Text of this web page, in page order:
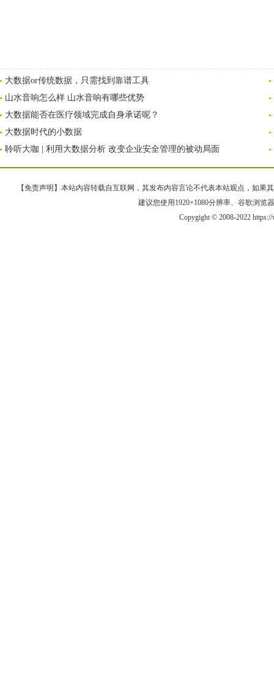
大数据or传统数据，只需找到靠谱工具
山水音响怎么样 山水音响有哪些优势
大数据能否在医疗领域完成自身承诺呢？
大数据时代的小数据
聆听大咖 | 利用大数据分析 改变企业安全管理的被动局面
【免责声明】本站内容转载自互联网，其发布内容言论不代表本站观点，如果
建议您使用1920×1080分辨率、谷歌浏览
Copygight © 2008-2022